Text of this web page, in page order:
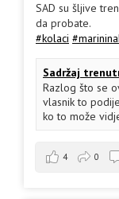
SAD su šljive
da probate.
#kolaci
Sadržaj
Razlog što se
vlasnik to
ko to može
4 0